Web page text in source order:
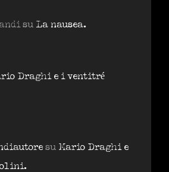
su La nausea.
Draghi e i ventitré
su Mario Draghi e